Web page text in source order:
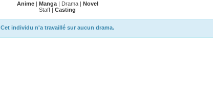
Anime| Manga| Drama | Novel
Staff | Casting
Cet individu n'a travaillé sur aucun drama.